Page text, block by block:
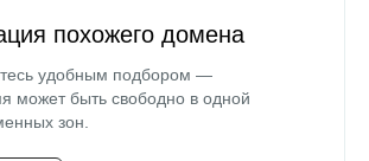
похожего домена
удобным подбором —
может быть свободно в одной
зон.